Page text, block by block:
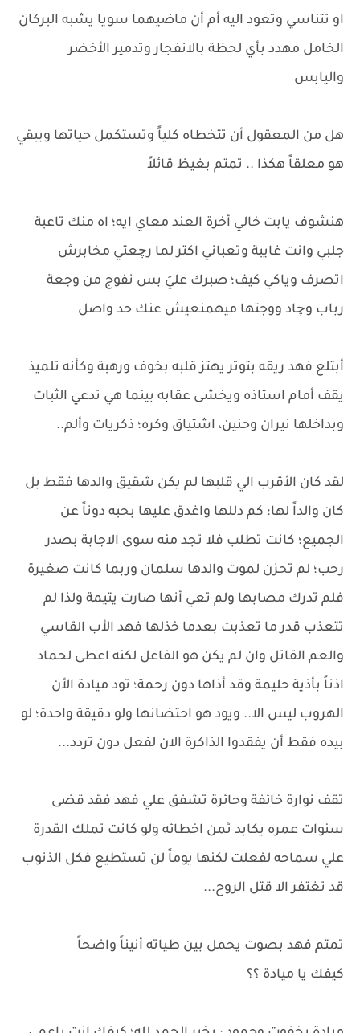
او تتناسي وتعود اليه أم أن ماضيهما سويا يشبه البركان
الخامل مهدد بأي لحظة بالانفجار وتدمير الأخضر
واليابس
هل من المعقول أن تتخطاه كلياً وتستكمل حياتها ويبقي
هو معلقاً هكذا .. تمتم بغيظ قائلاً
هنشوف يابت خالي أخرة العند معاي ايه؛ اه منك تاعبة
جلبي وانت غايبة وتعباني اكتر لما رچعتي مخابرش
اتصرف وياكي كيف؛ صبرك عليَ بس نفوج من وجعة
رباب وچاد ووجتها ميهمنعيش عنك حد واصل
أبتلع فهد ريقه بتوتر يهتز قلبه بخوف ورهبة وكأنه تلميذ
يقف أمام استاذه ويخشى عقابه بينما هي تدعي الثبات
وبداخلها نيران وحنين، اشتياق وكره؛ ذكريات وألم..
لقد كان الأقرب الي قلبها لم يكن شقيق والدها فقط بل
كان والداً لها؛ كم دللها واغدق عليها بحبه دوناً عن
الجميع؛ كانت تطلب فلا تجد منه سوى الاجابة بصدر
رحب؛ لم تحزن لموت والدها سلمان وربما كانت صغيرة
فلم تدرك مصابها ولم تعي أنها صارت يتيمة ولذا لم
تتعذب قدر ما تعذبت بعدما خذلها فهد الأب القاسي
والعم القاتل وان لم يكن هو الفاعل لكنه اعطى لحماد
اذناً بأذية حليمة وقد أذاها دون رحمة؛ تود ميادة الأن
الهروب ليس الا.. ويود هو احتضانها ولو دقيقة واحدة؛ لو
بيده فقط أن يفقدوا الذاكرة الان لفعل دون تردد...
تقف نوارة خائفة وحائرة تشفق علي فهد فقد قضى
سنوات عمره يكابد ثمن اخطائه ولو كانت تملك القدرة
علي سماحه لفعلت لكنها يوماً لن تستطيع فكل الذنوب
قد تغتفر الا قتل الروح...
تمتم فهد بصوت يحمل بين طياته أنيناً واضحاً
كيفك يا ميادة ؟؟